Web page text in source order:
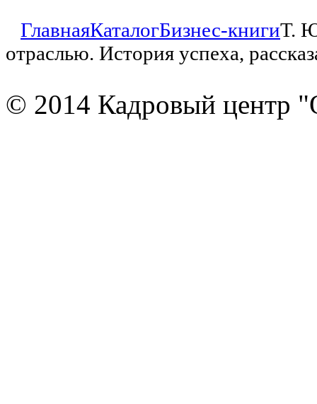
ГлавнаяКаталогБизнес-книгиТ.
отраслью. История успеха,
© 2014 Кадровый центр